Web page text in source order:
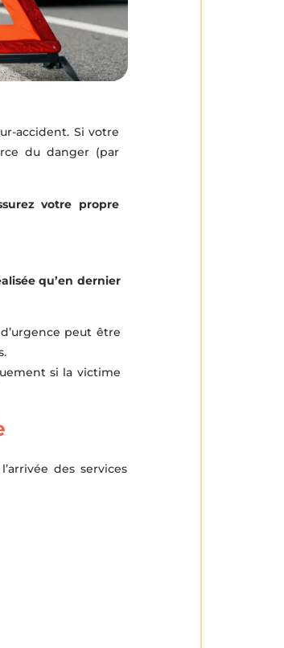
accident. Si votre
du danger (par
votre propre
qu’en dernier
peut être
si la victime
des services